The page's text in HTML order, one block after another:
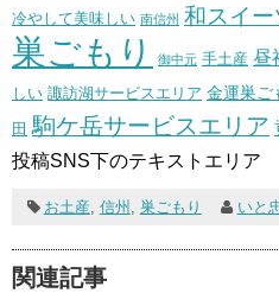
冷やして美味しい 南信州 和スイー
巣ごもり 御中元 手土産 昼
しい 諏訪湖サービスエリア 金運巣ご
田 駒ケ岳サービスエリア
投稿SNS下のテキストエリア
お土産 信州 巣ごもり いと
関連記事